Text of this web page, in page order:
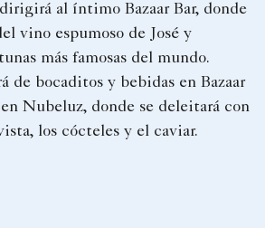
al íntimo Bazaar Bar, donde
vino espumoso de José y
más famosas del mundo.
de bocaditos y bebidas en Bazaar
Nubeluz, donde se deleitará con
los cócteles y el caviar.